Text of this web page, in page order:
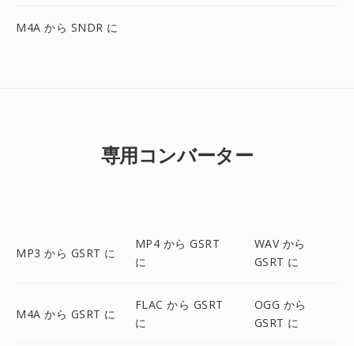
M4A から SNDR に
専用コンバーター
MP3 から GSRT に
MP4 から GSRT
に
WAV から
GSRT に
M4A から GSRT に
FLAC から GSRT
に
OGG から
GSRT に